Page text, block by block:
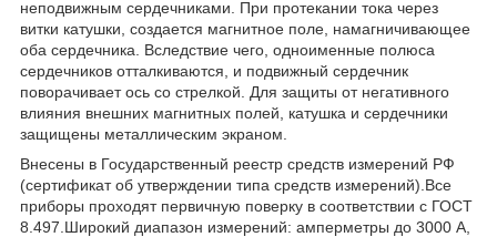
неподвижным сердечниками. При протекании тока через
витки катушки, создается магнитное поле, намагничивающее
оба сердечника. Вследствие чего, одноименные полюса
сердечников отталкиваются, и подвижный сердечник
поворачивает ось со стрелкой. Для защиты от негативного
влияния внешних магнитных полей, катушка и сердечники
защищены металлическим экраном.
Внесены в Государственный реестр средств измерений РФ
(сертификат об утверждении типа средств измерений).Все
приборы проходят первичную поверку в соответствии с ГОСТ
8.497.Широкий диапазон измерений: амперметры до 3000 А,